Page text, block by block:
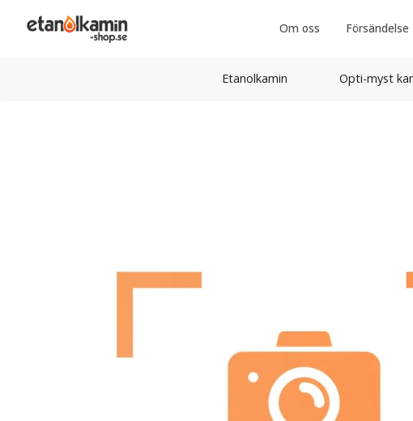
Om oss Försändelse
Etanolkamin Opti-myst